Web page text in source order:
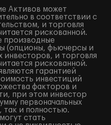
Активов может
в соответствии с
и торговля
рискованной.
производные
(опционы, фьючерсы и
инвесторов, и торговля
рискованной.
гарантией
инвестиций
факторов и
при этом инвестор
первоначальных
так и полностью.
стать